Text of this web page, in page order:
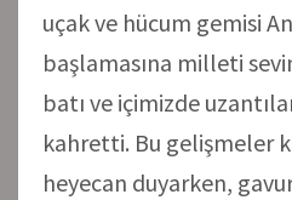
uçak ve hücum gemisi
başlamasına milleti
batı ve içimizde
kahretti. Bu gelişmeler
heyecan duyarken,